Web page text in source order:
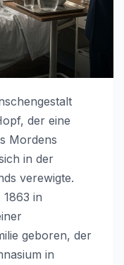
der eine
Mordens
in der
verewigte.
in
geboren, der
in